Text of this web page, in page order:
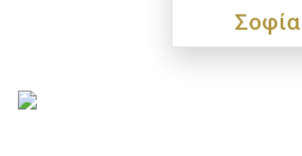
Σοφία